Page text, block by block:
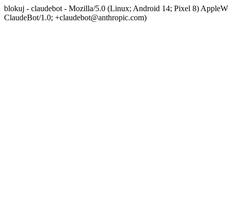
blokuj - claudebot - Mozilla/5.0 (Linux; Android 14; Pixel 8)
ClaudeBot/1.0; +claudebot@anthropic.com)